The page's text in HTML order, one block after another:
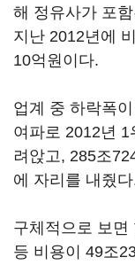
해 정유사가 포
지난 2012년에
10억원이다.
업계 중 하락폭
여파로 2012년 1
려앉고, 285조
에 자리를 내줬
구체적으로 보면
등 비용이 49조